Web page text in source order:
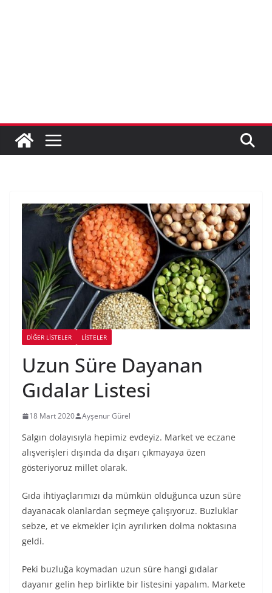
DIĞER LISTELER LİSTELER
Uzun Süre Dayanan
Gıdalar Listesi
18 Mart 2020 Ayşenur Gürel
Salgın dolayısıyla hepimiz evdeyiz. Market ve eczane
alışverişleri dışında da dışarı çıkmayaya özen
gösteriyoruz millet olarak.
Gıda ihtiyaçlarımızı da mümkün olduğunca uzun süre
dayanacak olanlardan seçmeye çalışıyoruz. Buzluklar
sebze, et ve ekmekler için ayrılırken dolma noktasına
geldi.
Peki buzluğa koymadan uzun süre hangi gıdalar
dayanır gelin hep birlikte bir listesini yapalım. Markete